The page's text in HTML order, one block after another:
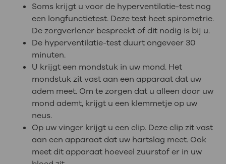
Soms krijgt u voor de hyperventilatie-test nog
een longfunctietest. Deze test heet spirometrie.
De zorgverlener bespreekt of dit nodig is bij u.
De hyperventilatie-test duurt ongeveer 30
minuten.
U krijgt een mondstuk in uw mond. Het
mondstuk zit vast aan een apparaat dat uw
adem meet. Om te zorgen dat u alleen door uw
mond ademt, krijgt u een klemmetje op uw
neus.
Op uw vinger krijgt u een clip. Deze clip zit vast
aan een apparaat dat uw hartslag meet. Ook
meet dit apparaat hoeveel zuurstof er in uw